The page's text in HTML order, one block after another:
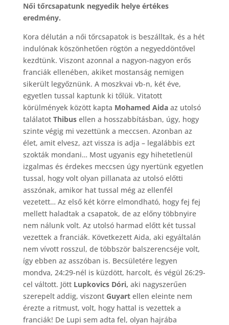
Női tőrcsapatunk negyedik helye értékes
eredmény.
Kora délután a női tőrcsapatok is beszálltak, és a hét
indulónak köszönhetően rögtön a negyeddöntővel
kezdtünk. Viszont azonnal a nagyon-nagyon erős
franciák ellenében, akiket mostanság nemigen
sikerült legyőznünk. A moszkvai vb-n, két éve,
egyetlen tussal kaptunk ki tőlük. Vitatott
körülmények között kapta Mohamed Aidaaz utolsó
találatot Thibusellen a hosszabbításban, úgy, hogy
szinte végig mi vezettünk a meccsen. Azonban az
élet, amit elvesz, azt vissza is adja – legalábbis ezt
szokták mondani… Most ugyanis egy hihetetlenül
izgalmas és érdekes meccsen úgy nyertünk egyetlen
tussal, hogy volt olyan pillanata az utolsó előtti
asszónak, amikor hat tussal még az ellenfél
vezetett… Az első két körre elmondható, hogy fej fej
mellett haladtak a csapatok, de az előny többnyire
nem nálunk volt. Az utolsó harmad előtt két tussal
vezettek a franciák. Következett Aida, aki egyáltalán
nem vívott rosszul, de többször balszerencséje volt,
így ebben az asszóban is. Becsületére legyen
mondva, 24:29-nél is küzdött, harcolt, és végül 26:29-
cel váltott. Jött Lupkovics Dóri, aki nagyszerűen
szerepelt addig, viszont Guyartellen eleinte nem
érezte a ritmust, volt, hogy hattal is vezettek a
franciák! De Lupi sem adta fel, olyan hajrába